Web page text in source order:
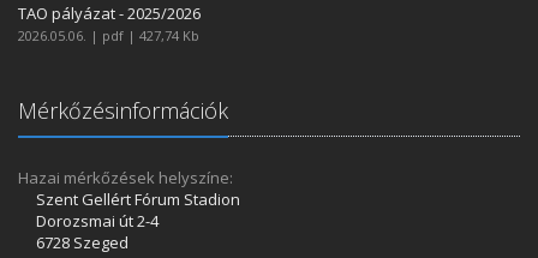
TAO pályázat - 2025/2026
2026.05.06. | pdf | 427,74 Kb
Mérkőzésinformációk
Hazai mérkőzések helyszíne:
Szent Gellért Fórum Stadion
Dorozsmai út 2-4
6728 Szeged